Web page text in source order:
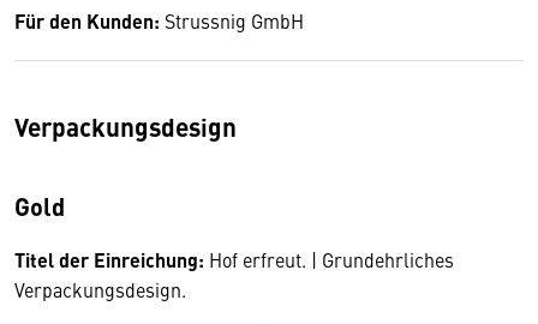
Für den Kunden: Strussnig GmbH
Verpackungsdesign
Gold
Titel der Einreichung: Hof erfreut. | Grundehrliches
Verpackungsdesign.